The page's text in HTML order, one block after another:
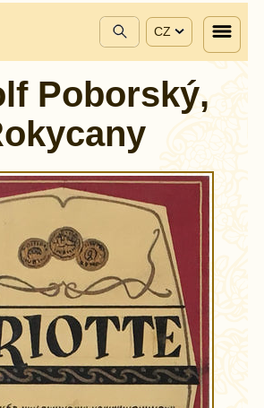
CZ
Poborský,